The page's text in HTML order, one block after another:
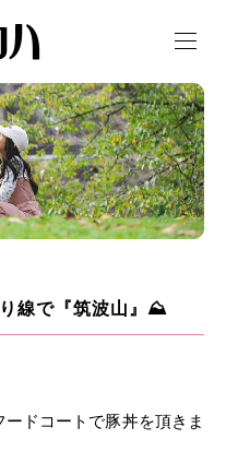
t
g
l
e
n
a
v
i
g
a
t
り線で『筑波山』⛰
ードコートで豚丼を頂きま